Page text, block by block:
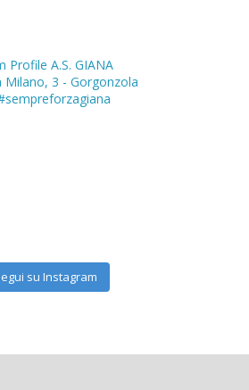
Profile A.S. GIANA
Milano, 3 - Gorgonzola
su Instagram